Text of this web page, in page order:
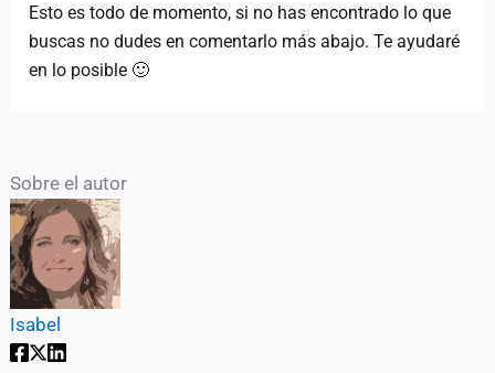
Esto es todo de momento, si no has encontrado lo que
buscas no dudes en comentarlo más abajo. Te ayudaré
en lo posible 🙂
Sobre el autor
Isabel